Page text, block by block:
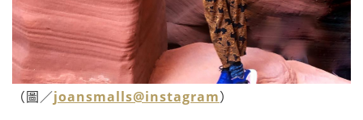
（圖／joansmalls@instagram）